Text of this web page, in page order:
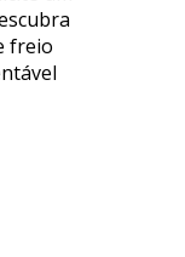
freio